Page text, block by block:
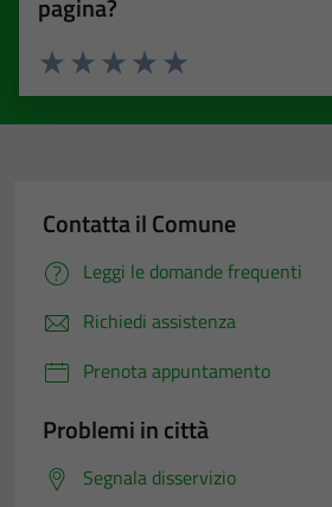
pagina?
Valuta 5 stelle su 5
Valuta 4 stelle su 5
Valuta 3 stelle su 5
Valuta 2 stelle su 5
Valuta 1 stelle su 5
Contatta il Comune
Leggi le domande frequenti
Richiedi assistenza
Prenota appuntamento
Problemi in città
Segnala disservizio